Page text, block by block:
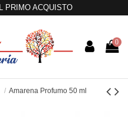
PRIMO ACQUISTO
0
Amarena Profumo 50 ml